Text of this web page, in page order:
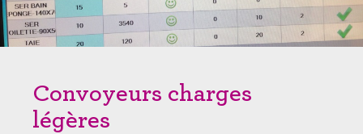
Convoyeurs charges
légères